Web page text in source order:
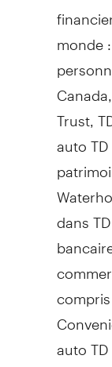
monde
Trust,
auto
dans
auto